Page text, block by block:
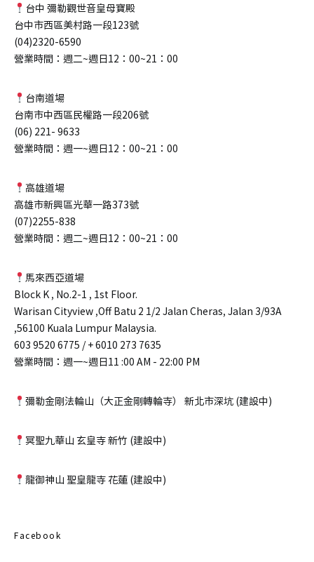
台中 彌勒觀世音皇母寶殿
台中市西區美村路一段123號
(04)2320-6590
營業時間：週二~週日12：00~21：00
台南道場
台南市中西區民權路一段206號
(06) 221- 9633
營業時間：週一~週日12：00~21：00
高雄道場
高雄市新興區光華一路373號
(07)2255-838
營業時間：週二~週日12：00~21：00
馬來西亞道場
Block K , No.2-1 , 1st Floor.
Warisan Cityview ,Off Batu 2 1/2 Jalan Cheras, Jalan 3/93A
,56100 Kuala Lumpur Malaysia.
603 9520 6775 / + 6010 273 7635
營業時間：週一~週日11 :00 AM - 22:00 PM
彌勒金剛法輪山（大正金剛轉輪寺） 新北市深坑 (建設中)
冥聖九華山 玄皇寺 新竹 (建設中)
龍御神山 聖皇龍寺 花蓮 (建設中)
Facebook